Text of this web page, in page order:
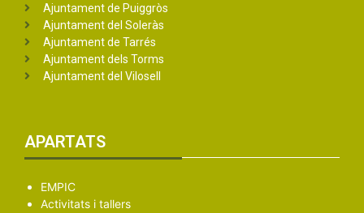
Ajuntament de Puiggròs
Ajuntament del Soleràs
Ajuntament de Tarrés
Ajuntament dels Torms
Ajuntament del Vilosell
APARTATS
EMPIC
Activitats i tallers